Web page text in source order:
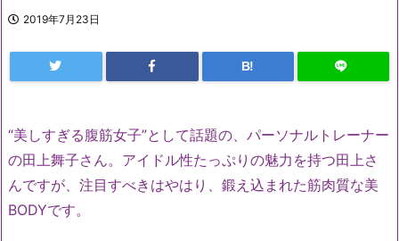
2019年7月23日
B!
“美しすぎる腹筋女子”として話題の、パーソナルトレーナー
の田上舞子さん。アイドル性たっぷりの魅力を持つ田上さ
んですが、注目すべきはやはり、鍛え込まれた筋肉質な美
BODYです。